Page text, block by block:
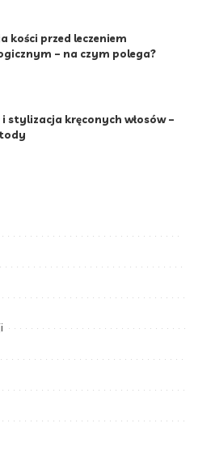
kości przed leczeniem
– na czym polega?
i stylizacja kręconych włosów –